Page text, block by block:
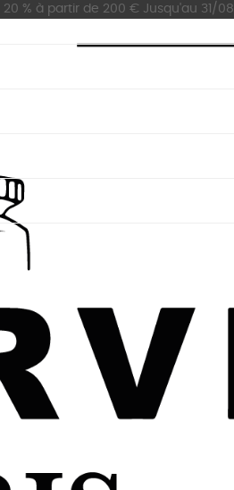
- 20 % à partir de 200 € Jusqu'au 31/08